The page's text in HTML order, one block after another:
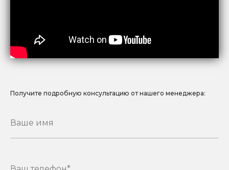
Получите подробную консультацию от нашего менеджера: